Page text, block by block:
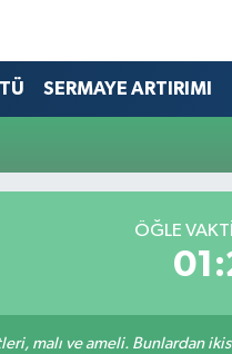
SERMAYE ARTIRIMI
ÖĞLE
malı ve ameli. Bunlardan